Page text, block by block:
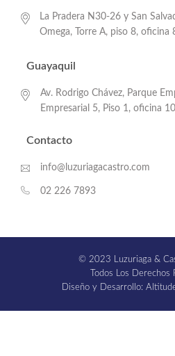
La Pradera N30-26 y San
Omega, Torre A, piso 8, oficina
Guayaquil
Av. Rodrigo Chávez, Parque
Empresarial 5, Piso 1, oficina
Contacto
info@luzuriagacastro.com
02 226 7893
© 2023 Luzuriaga &
Todos Los Derechos
Diseño y Desarrollo: